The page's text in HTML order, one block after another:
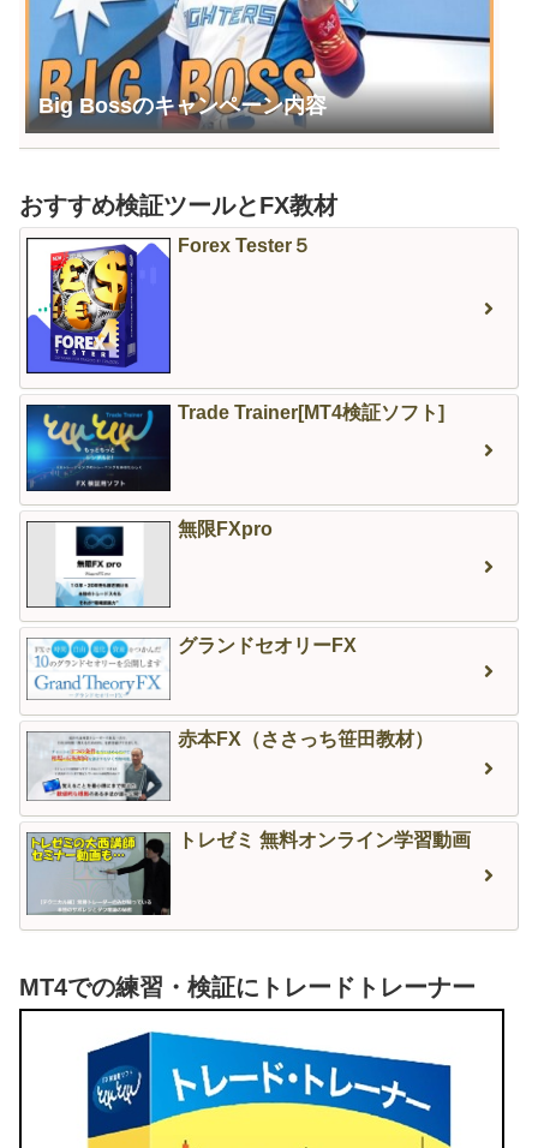
Big Bossのキャンペーン内容
おすすめ検証ツールとFX教材
Forex Tester５
Trade Trainer[MT4検証ソフト]
無限FXpro
グランドセオリーFX
赤本FX（ささっち笹田教材）
トレゼミ 無料オンライン学習動画
MT4での練習・検証にトレードトレーナー